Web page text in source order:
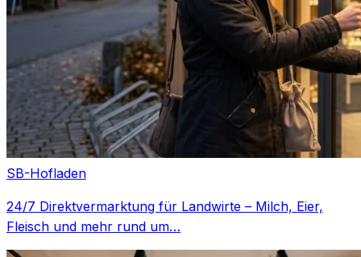
SB-Hofladen
24/7 Direktvermarktung für Landwirte – Milch, Eier,
Fleisch und mehr rund um…